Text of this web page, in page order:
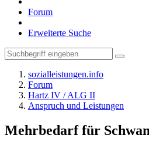
Forum
Erweiterte Suche
sozialleistungen.info
Forum
Hartz IV / ALG II
Anspruch und Leistungen
Mehrbedarf für